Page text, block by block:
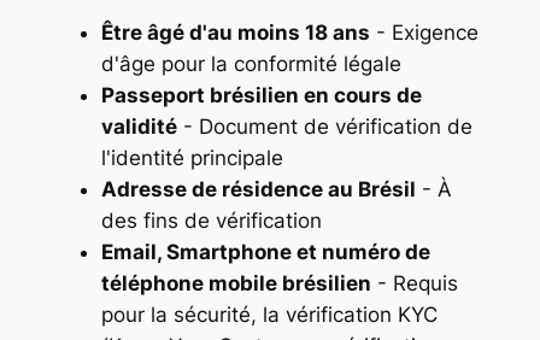
Être âgé d'au moins 18 ans - Exigence
d'âge pour la conformité légale
Passeport brésilien en cours de
validité- Document de vérification de
l'identité principale
Adresse de résidence au Brésil - À
des fins de vérification
Email, Smartphone et numéro de
téléphone mobile brésilien - Requis
pour la sécurité, la vérification KYC